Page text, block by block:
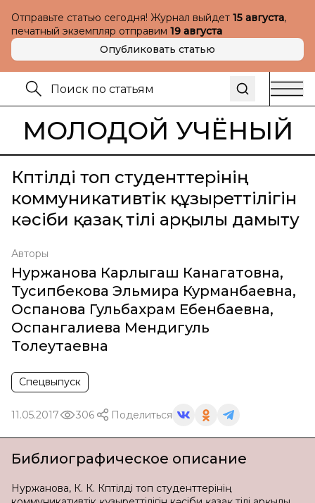
Отправьте статью сегодня! Журнал выйдет 15 августа,
печатный экземпляр отправим 19 августа
Опубликовать статью
МОЛОДОЙ УЧЁНЫЙ
Көптілді топ студенттерінің
коммуникативтік құзыреттілігін
кәсіби қазақ тілі арқылы дамыту
Авторы
Нуржанова Карлыгаш Канагатовна,
Тусипбекова Эльмира Курманбаевна,
Оспанова Гульбахрам Ебенбаевна,
Оспангалиева Мендигуль
Толеутаевна
Спецвыпуск
11.05.2017 306 Поделиться
Библиографическое описание
Нуржанова, К. К. Көптілді топ студенттерінің